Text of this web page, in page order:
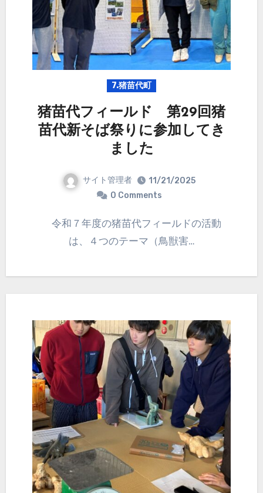
7.猪苗代町
猪苗代フィールド 第29回猪
苗代新そば祭りに参加してき
ました
サイト管理者
11/21/2025
0 Comments
令和７年度の猪苗代フィールドの活動
は、４つのテーマ（鳥獣害…